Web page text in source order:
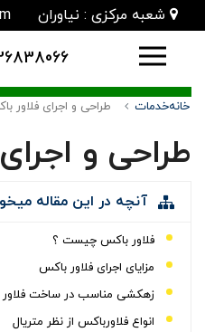
شعبه مرکزی : نیاوران
خانهخدمات طراحی و اجرای فلاور
طراحی و
آنچه در این مقاله
فلاور باکس چیست ؟
مزایای اجرای فلاور باکس
زهکشی مناسب در ساخت
انواع فلاورباکس از نظر متریال